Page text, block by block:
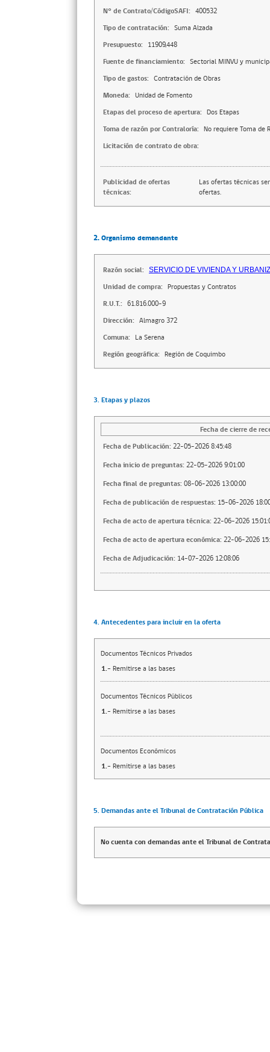
N° de Contrato/CódigoSAFI: 400532
Tipo de contratación: Suma Alzada
Presupuesto: 11909,448
Fuente de financiamiento: Sectorial MINVU y
Tipo de gastos: Contratación de Obras
Moneda: Unidad de Fomento
Etapas del proceso de apertura: Dos Etapas
Toma de razón por Contraloría: No requiere Toma de
Licitación de contrato de obra:
Publicidad de ofertas
técnicas:
Las ofertas técnicas
ofertas.
2. Organismo demandante
Razón social: SERVICIO DE VIVIENDA Y
Unidad de compra: Propuestas y Contratos
R.U.T.: 61.816.000-9
Dirección: Almagro 372
Comuna: La Serena
Región geográfica: Región de Coquimbo
3. Etapas y plazos
Fecha de cierre de
Fecha de Publicación: 22-05-2026 8:45:48
Fecha inicio de preguntas: 22-05-2026 9:01:00
Fecha final de preguntas: 08-06-2026 13:00:00
Fecha de publicación de respuestas: 15-06-2026
Fecha de acto de apertura técnica: 22-06-2026
Fecha de acto de apertura económica: 22-06-2026
Fecha de Adjudicación: 14-07-2026 12:08:06
4. Antecedentes para incluir en la oferta
Documentos Técnicos Privados
1.- Remitirse a las bases
Documentos Técnicos Públicos
1.- Remitirse a las bases
Documentos Económicos
1.- Remitirse a las bases
5. Demandas ante el Tribunal de Contratación Pública
No cuenta con demandas ante el Tribunal de